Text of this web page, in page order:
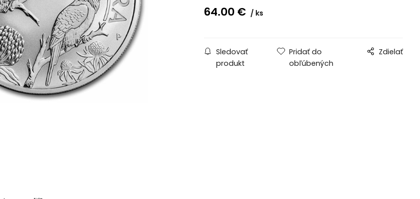
64.00 € ks
Sledovať
produkt
Pridať do
obľúbených
Zdielať